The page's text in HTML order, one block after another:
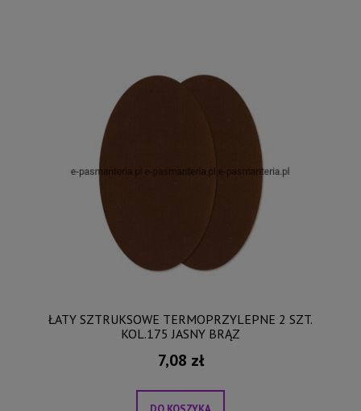
ŁATY SZTRUKSOWE TERMOPRZYLEPNE 2 SZT.
KOL.175 JASNY BRĄZ
7,08 zł